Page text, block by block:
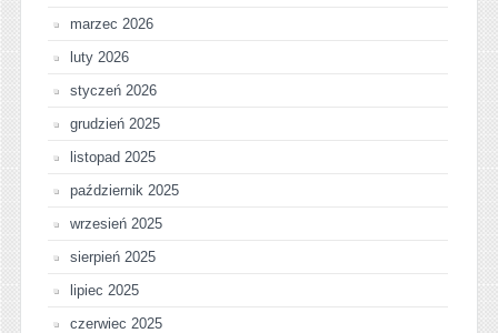
marzec 2026
luty 2026
styczeń 2026
grudzień 2025
listopad 2025
październik 2025
wrzesień 2025
sierpień 2025
lipiec 2025
czerwiec 2025